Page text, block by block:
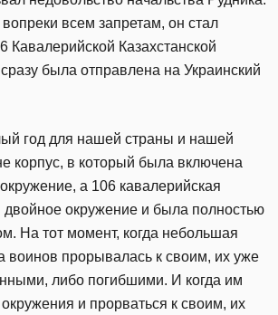
всем запретам, он стал
Кавалерийской Казахстанской
была отправлена на Украинский
год для нашей страны и нашей
корпус, в который была включена
а 106 кавалерийская
двойное окружение и была полностью
На тот момент, когда небольшая
воинов прорывалась к своим, их уже
либо погибшими. И когда им
и прорваться к своим, их